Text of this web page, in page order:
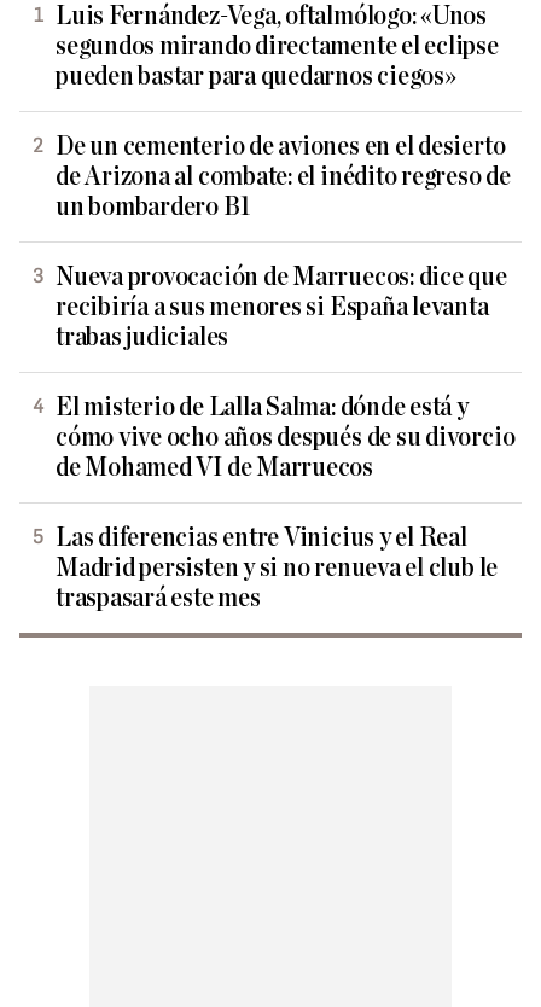
Luis Fernández-Vega, oftalmólogo: «Unos
segundos mirando directamente el eclipse
pueden bastar para quedarnos ciegos»
De un cementerio de aviones en el desierto
de Arizona al combate: el inédito regreso de
un bombardero B1
Nueva provocación de Marruecos: dice que
recibiría a sus menores si España levanta
trabas judiciales
El misterio de Lalla Salma: dónde está y
cómo vive ocho años después de su divorcio
de Mohamed VI de Marruecos
Las diferencias entre Vinicius y el Real
Madrid persisten y si no renueva el club le
traspasará este mes